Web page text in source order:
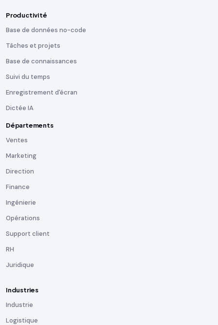
Productivité
Base de données no-code
Tâches et projets
Base de connaissances
Suivi du temps
Enregistrement d'écran
Dictée IA
Départements
Ventes
Marketing
Direction
Finance
Ingénierie
Opérations
Support client
RH
Juridique
Industries
Industrie
Logistique